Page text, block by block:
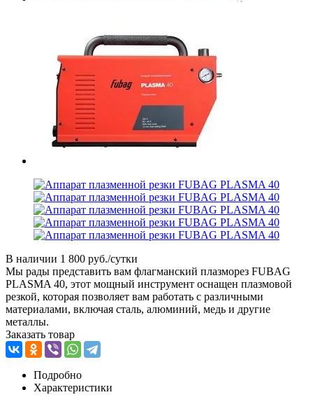
В наличии 1 800 руб./сутки
Мы рады представить вам флагманский плазморез FUBAG
PLASMA 40, этот мощный инструмент оснащен плазмовой
резкой, которая позволяет вам работать с различными
материалами, включая сталь, алюминий, медь и другие
металлы.
Заказать товар
Подробно
Характеристики